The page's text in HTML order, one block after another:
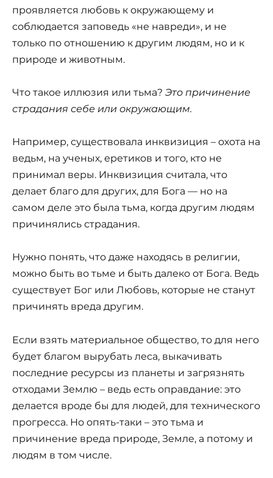
проявляется любовь к окружающему и
соблюдается заповедь «не навреди», и не
только по отношению к другим людям, но и к
природе и животным.
Что такое иллюзия или тьма? Это причинение
страдания себе или окружающим.
Например, существовала инквизиция – охота на
ведьм, на ученых, еретиков и того, кто не
принимал веры. Инквизиция считала, что
делает благо для других, для Бога — но на
самом деле это была тьма, когда другим людям
причинялись страдания.
Нужно понять, что даже находясь в религии,
можно быть во тьме и быть далеко от Бога. Ведь
существует Бог или Любовь, которые не станут
причинять вреда другим.
Если взять материальное общество, то для него
будет благом вырубать леса, выкачивать
последние ресурсы из планеты и загрязнять
отходами Землю – ведь есть оправдание: это
делается вроде бы для людей, для технического
прогресса. Но опять-таки – это тьма и
причинение вреда природе, Земле, а потому и
людям в том числе.